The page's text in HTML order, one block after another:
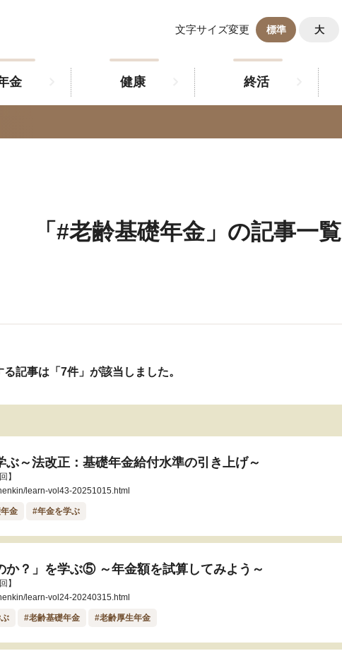
文字サイズ変更 標準
大
金 健康 終活
「#老齢基礎年金」の記事一覧
記事は「7件」が該当しました。
ぶ～法改正：基礎年金給付水準の引き上げ～
】
learn-vol43-20251015.html
金 #年金を学ぶ
か？」を学ぶ⑤ ～年金額を試算してみよう～
】
learn-vol24-20240315.html
#老齢基礎年金 #老齢厚生年金